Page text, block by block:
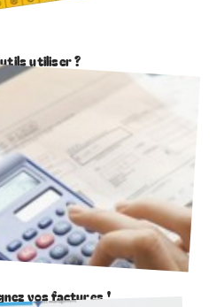
utiliser ?
vos factures !